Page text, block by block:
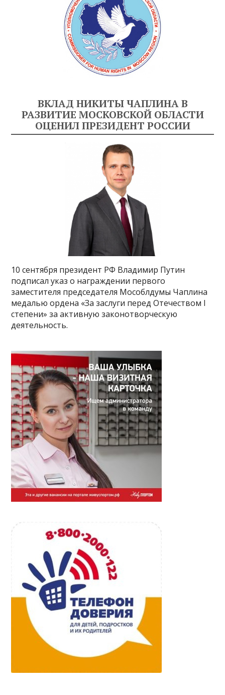
ВКЛАД НИКИТЫ ЧАПЛИНА В
РАЗВИТИЕ МОСКОВСКОЙ ОБЛАСТИ
ОЦЕНИЛ ПРЕЗИДЕНТ РОССИИ
10 сентября президент РФ Владимир Путин
подписал указ о награждении первого
заместителя председателя Мособлдумы Чаплина
медалью ордена «За заслуги перед Отечеством I
степени» за активную законотворческую
деятельность.